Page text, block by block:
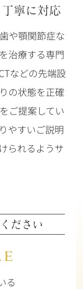
寧に対応
や顎関節症な
治療する専門
などの先端設
の状態を正確
ご提案してい
やすいご説明
られるようサ
ださい
る